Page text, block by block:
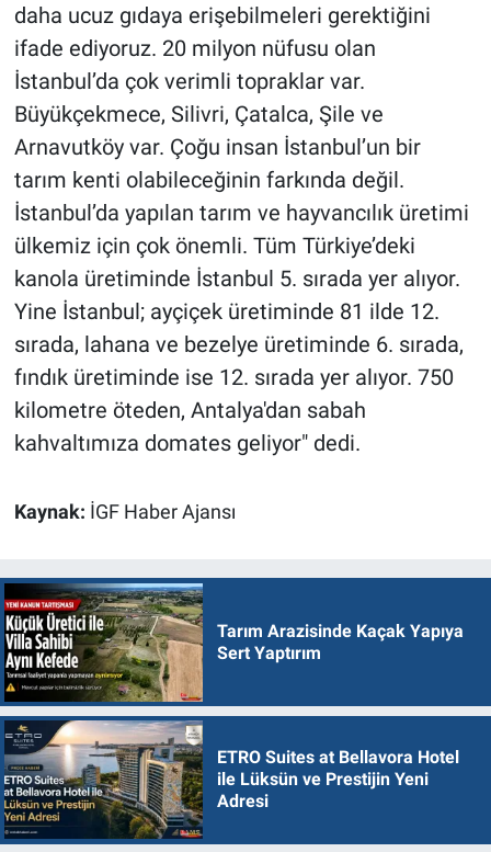
daha ucuz gıdaya erişebilmeleri gerektiğini
ifade ediyoruz. 20 milyon nüfusu olan
İstanbul’da çok verimli topraklar var.
Büyükçekmece, Silivri, Çatalca, Şile ve
Arnavutköy var. Çoğu insan İstanbul’un bir
tarım kenti olabileceğinin farkında değil.
İstanbul’da yapılan tarım ve hayvancılık üretimi
ülkemiz için çok önemli. Tüm Türkiye’deki
kanola üretiminde İstanbul 5. sırada yer alıyor.
Yine İstanbul; ayçiçek üretiminde 81 ilde 12.
sırada, lahana ve bezelye üretiminde 6. sırada,
fındık üretiminde ise 12. sırada yer alıyor. 750
kilometre öteden, Antalya'dan sabah
kahvaltımıza domates geliyor" dedi.
Kaynak: İGF Haber Ajansı
Tarım Arazisinde Kaçak Yapıya
Sert Yaptırım
ETRO Suites at Bellavora Hotel
ile Lüksün ve Prestijin Yeni
Adresi